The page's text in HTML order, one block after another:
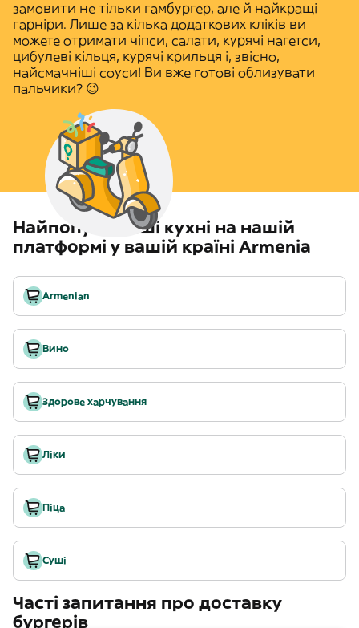
замовити не тільки гамбургер, але й найкращі
гарніри. Лише за кілька додаткових кліків ви
можете отримати чіпси, салати, курячі нагетси,
цибулеві кільця, курячі крильця і, звісно,
найсмачніші соуси! Ви вже готові облизувати
пальчики? 😉
Найпопулярніші кухні на нашій
платформі у вашій країні Armenia
Armenian
Вино
Здорове харчування
Ліки
Піца
Суші
Часті запитання про доставку
бургерів